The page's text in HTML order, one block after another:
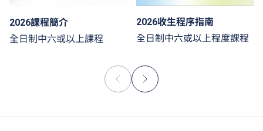
2026課程簡介
全日制中六或以上課程
2026收生程序指南
全日制中六或以上程度課程